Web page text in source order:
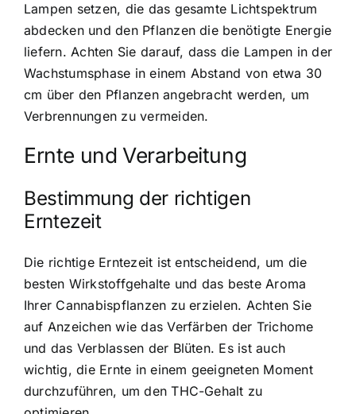
Lampen setzen, die das gesamte Lichtspektrum
abdecken und den Pflanzen die benötigte Energie
liefern. Achten Sie darauf, dass die Lampen in der
Wachstumsphase in einem Abstand von etwa 30
cm über den Pflanzen angebracht werden, um
Verbrennungen zu vermeiden.
Ernte und Verarbeitung
Bestimmung der richtigen
Erntezeit
Die richtige Erntezeit ist entscheidend, um die
besten Wirkstoffgehalte und das beste Aroma
Ihrer Cannabispflanzen zu erzielen. Achten Sie
auf Anzeichen wie das Verfärben der Trichome
und das Verblassen der Blüten. Es ist auch
wichtig, die Ernte in einem geeigneten Moment
durchzuführen, um den THC-Gehalt zu